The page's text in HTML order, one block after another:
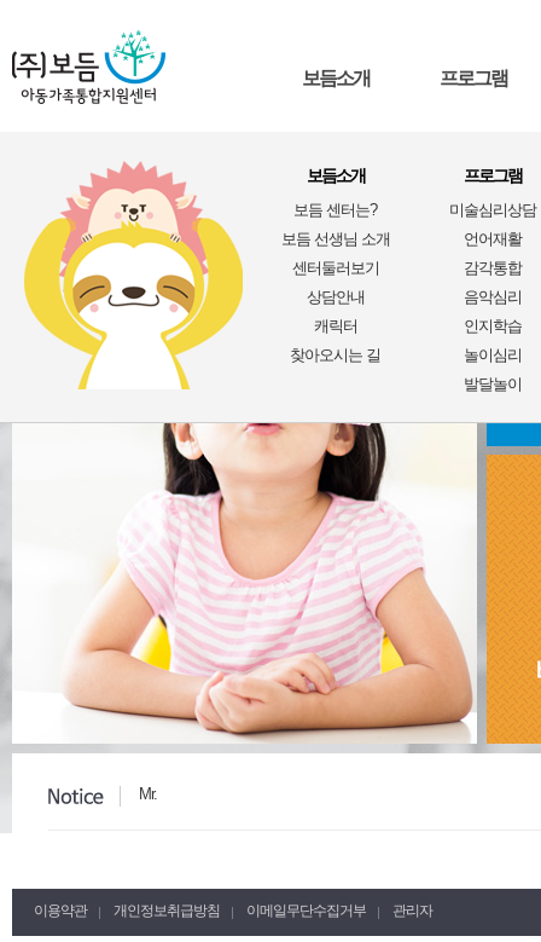
보듬소개 프로그램
보듬소개
보듬 센터는?
보듬 선생님 소개
센터둘러보기
상담안내
캐릭터
찾아오시는 길
프로그램
미술심리상담
언어재활
감각통합
음악심리
인지학습
놀이심리
발달놀이
Mr.
이용약관 개인정보취급방침 이메일무단수집거부 관리자